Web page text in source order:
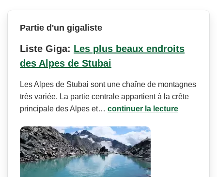
Partie d'un gigaliste
Liste Giga: Les plus beaux endroits
des Alpes de Stubai
Les Alpes de Stubai sont une chaîne de montagnes
très variée. La partie centrale appartient à la crête
principale des Alpes et… continuer la lecture